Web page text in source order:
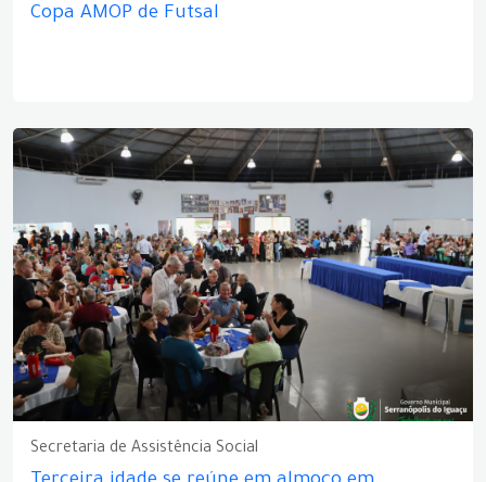
Copa AMOP de Futsal
Secretaria de Assistência Social